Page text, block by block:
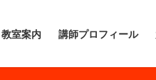
教室案内 講師プロフィール